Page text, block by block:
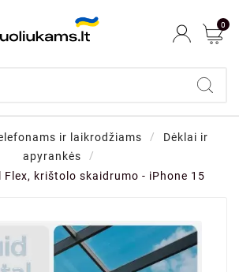
0
ir laikrodžiams
Dėklai ir
apyrankės
Flex, krištolo skaidrumo - iPhone 15